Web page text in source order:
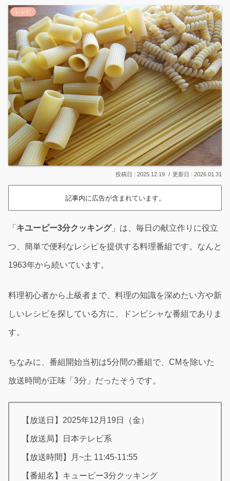
レシピ
2025.12.19 2026.01.31
記事内に広告が含まれています。
「 キユーピー3分クッキング」は、毎日の献立作りに役立
つ、簡単で便利なレシピを提供する料理番組です。なんと
1963年から続いています。
料理初心者から上級者まで、料理の知識を深めたい方や新
しいレシピを探している方に、ドンピシャな番組でありま
す。
ちなみに、番組開始当初は5分間の番組で、CMを除いた
放送時間が正味「3分」だったそうです。
【放送日】2025年12月19日（金）
【放送局】日本テレビ系
【放送時間】月~土 11:45-11:55
【番組名】キューピー3分クッキング